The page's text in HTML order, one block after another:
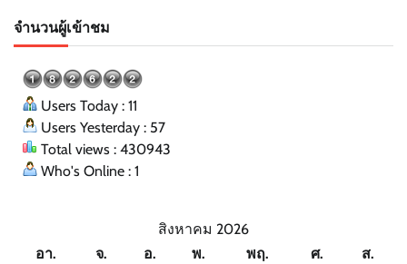
จำนวนผู้เข้าชม
Users Today : 11
Users Yesterday : 57
Total views : 430943
Who's Online : 1
สิงหาคม 2026
อา.
จ. อ. พ. พฤ. ศ.
ส.